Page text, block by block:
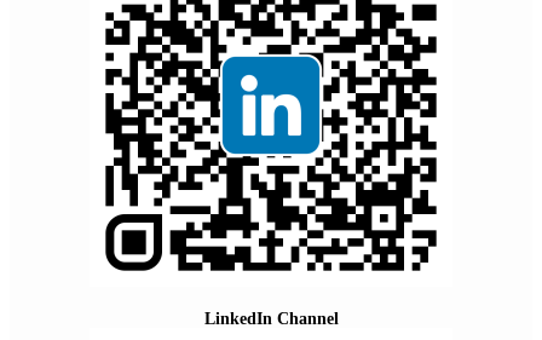
LinkedIn Channel